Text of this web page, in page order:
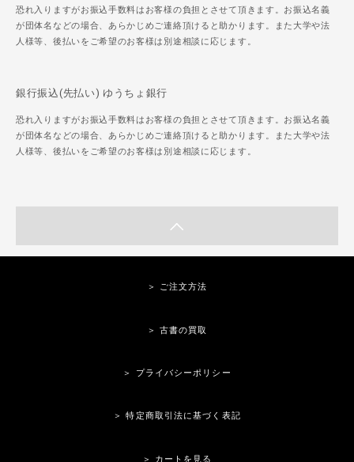
恐れ入りますがお振込手数料はお客様の負担とさせて頂きます。お振込名義
が団体名などの場合、あらかじめご連絡頂けると助かります。また大学や法
人様等、後払いをご希望のお客様は別途相談に応じます。
銀行振込(先払い) ゆうちょ銀行
恐れ入りますがお振込手数料はお客様の負担とさせて頂きます。お振込名義
が団体名などの場合、あらかじめご連絡頂けると助かります。また大学や法
人様等、後払いをご希望のお客様は別途相談に応じます。
＞ ご注文方法
＞ 古書の買取
＞ プライバシーポリシー
＞ 特定商取引法に基づく表記
＞ カートを見る